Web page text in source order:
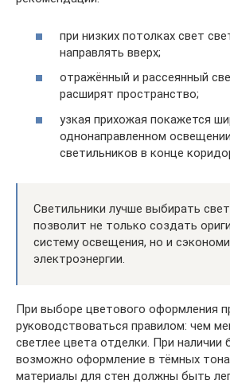
при низких потолках свет
направлять вверх;
отражённый и рассеянный
расширят пространство;
узкая прихожая покажется
однонаправленном
светильников в конце
Светильники лучше выбирать
позволит не только создать
систему освещения, но и
электроэнергии.
При выборе цветового оформления
руководствоваться правилом: чем
светлее цвета отделки. При наличии
возможно оформление в тёмных
материалы для стен должны быть